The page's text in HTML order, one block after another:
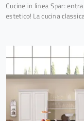
Cucine in linea Spar:
estetico! La cucina